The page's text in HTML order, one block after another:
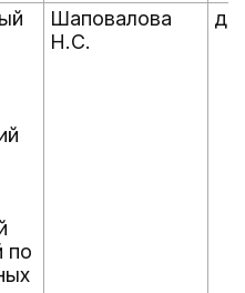
по
Шаповалова
Н.С.
до